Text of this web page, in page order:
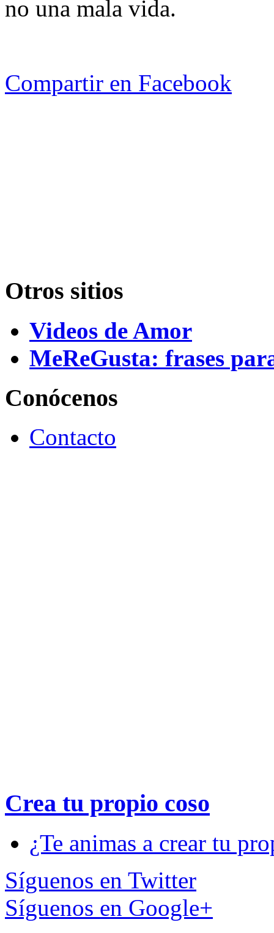
no una mala vida.
Compartir en Facebook
Otros sitios
Videos de Amor
MeReGusta: frases
Conócenos
Contacto
Crea tu propio coso
¿Te animas a crear tu
Síguenos en Twitter
Síguenos en Google+